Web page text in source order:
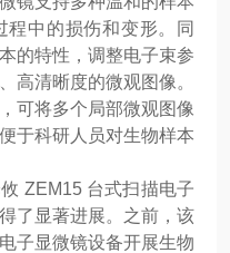
中的损伤和变形。同
的特性，调整电子束参
高清晰度的微观图像。
可将多个局部微观图像
于科研人员对生物样本
ZEM15 台式扫描电子
了显著进展。之前，该
子显微镜设备开展生物